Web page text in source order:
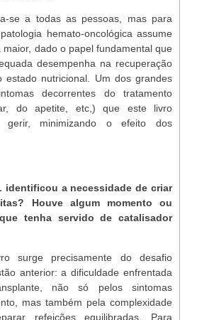
se a todas as pessoas, mas para
hemato-oncológica assume
dado o papel fundamental que
desempenha na recuperação
estado nutricional. Um dos grandes
decorrentes do tratamento
do apetite, etc,) que este livro
gerir, minimizando o efeito dos
identificou a necessidade de criar
Houve algum momento ou
tenha servido de catalisador
surge precisamente do desafio
anterior: a dificuldade enfrentada
não só pelos sintomas
mas também pela complexidade
refeições equilibradas. Para